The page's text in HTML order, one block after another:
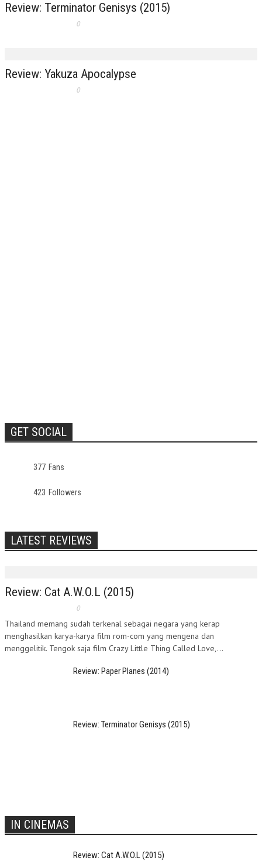
Review: Terminator Genisys (2015)
0
Review: Yakuza Apocalypse
0
GET SOCIAL
377 Fans
423 Followers
LATEST REVIEWS
Review: Cat A.W.O.L (2015)
0
Thailand memang sudah terkenal sebagai negara yang kerap
menghasilkan karya-karya film rom-com yang mengena dan
menggelitik. Tengok saja film Crazy Little Thing Called Love,...
Review: Paper Planes (2014)
Review: Terminator Genisys (2015)
IN CINEMAS
Review: Cat A.W.O.L (2015)